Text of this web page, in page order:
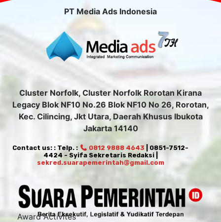
PT Media Ads Indonesia
Cluster Norfolk, Cluster Norfolk Rorotan Kirana
Legacy Blok NF10 No.26 Blok NF10 No 26, Rorotan,
Kec. Cilincing, Jkt Utara, Daerah Khusus Ibukota
Jakarta 14140
Contact us: : Telp. : 0812 9888 4643 | 0851-7512-
4424 - Syifa Sekretaris Redaksi |
sekred.suarapemerintah@gmail.com
Award Activites